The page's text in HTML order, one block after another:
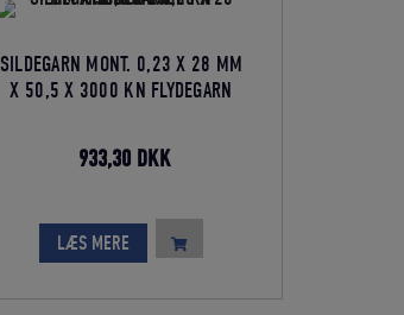
SILDEGARN MONT. 0,23 X 28 MM
X 50,5 X 3000 KN FLYDEGARN
Den
pris
var:
1.037,00 DKK.
933,30 DKKDen
er:
933,30 DKK.
LÆS MERE